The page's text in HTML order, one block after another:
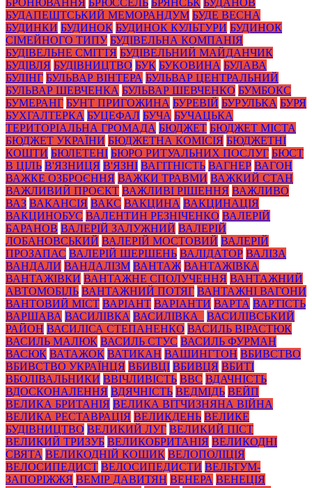
БРОНЮВАННЯ БРЮССЕЛЬ БРЯНСЬК БУДАНОВ
БУДАПЕШТСЬКИЙ МЕМОРАНДУМ БУДЕ ВЕСНА
БУДИНКИ БУДИНОК БУДИНОК КУЛЬТУРИ БУДИНОК
СІМЕЙНОГО ТИПУ БУДІВЕЛЬНА КОМПАНІЯ
БУДІВЕЛЬНЕ СМІТТЯ БУДІВЕЛЬНИЙ МАЙДАНЧИК
БУДІВЛЯ БУДІВНИЦТВО БУК БУКОВИНА БУЛАВА
БУЛІНГ БУЛЬВАР ВІНТЕРА БУЛЬВАР ЦЕНТРАЛЬНИЙ
БУЛЬВАР ШЕВЧЕНКА БУЛЬВАР ШЕВЧЕНКО БУМБОКС
БУМЕРАНГ БУНТ ПРИГОЖИНА БУРЕВІЙ БУРУЛЬКА БУРЯ
БУХГАЛТЕРКА БУЦЕФАЛ БУЧА БУЧАЦЬКА
ТЕРИТОРІАЛЬНА ГРОМАДА БЮДЖЕТ БЮДЖЕТ МІСТА
БЮДЖЕТ УКРАЇНИ БЮДЖЕТНА КОМІСІЯ БЮДЖЕТНІ
КОШТИ БЮЛЕТЕНІ БЮРО РИТУАЛЬНИХ ПОСЛУГ БЮСТ
В ЦІЛЬ В'ЯЗНИЦЯ В'ЯЗНІ ВАГІТНІСТЬ ВАГНЕР ВАГОН
ВАЖКЕ ОЗБРОЄННЯ ВАЖКИ ТРАВМИ ВАЖКИЙ СТАН
ВАЖЛИВИЙ ПРОЄКТ ВАЖЛИВІ РІШЕННЯ ВАЖЛИВО
ВАЗ ВАКАНСІЯ ВАКС ВАКЦИНА ВАКЦИНАЦІЯ
ВАКЦИНОБУС ВАЛЕНТИН РЕЗНІЧЕНКО ВАЛЕРІЙ
БАРАНОВ ВАЛЕРІЙ ЗАЛУЖНИЙ ВАЛЕРІЙ
ЛОБАНОВСЬКИЙ ВАЛЕРІЙ МОСТОВИЙ ВАЛЕРІЙ
ПРОЗАПАС ВАЛЕРІЙ ШЕРШЕНЬ ВАЛІДАТОР ВАЛІЗА
ВАНДАЛИ ВАНДАЛІЗМ ВАНТАЖ ВАНТАЖІВКА
ВАНТАЖІВКИ ВАНТАЖНЕ СПОЛУЧЕННЯ ВАНТАЖНИЙ
АВТОМОБІЛЬ ВАНТАЖНИЙ ПОТЯГ ВАНТАЖНІ ВАГОНИ
ВАНТОВИЙ МІСТ ВАРІАНТ ВАРІАНТИ ВАРТА ВАРТІСТЬ
ВАРШАВА ВАСИЛІВКА ВАСИЛІВКА_
ВАСИЛІВСЬКИЙ
РАЙОН ВАСИЛІСА СТЕПАНЕНКО ВАСИЛЬ ВІРАСТЮК
ВАСИЛЬ МАЛЮК ВАСИЛЬ СТУС ВАСИЛЬ ФУРМАН
ВАСЮК ВАТАЖОК ВАТИКАН ВАШИНГТОН ВБИВСТВО
ВБИВСТВО УКРАЇНЦЯ ВБИВЦІ ВБИВЦЯ ВБИТІ
ВБОЛІВАЛЬНИКИ ВВІЧЛИВІСТЬ ВВС ВДАЧНІСТЬ
ВДОСКОНАЛЕННЯ ВДЯЧНІСТЬ ВЕДМІДЬ ВЕЙП
ВЕЛИКА БРИТАНІЯ ВЕЛИКА ВІТЧИЗНЯНА ВІЙНА
ВЕЛИКА РЕСТАВРАЦІЯ ВЕЛИКДЕНЬ ВЕЛИКЕ
БУДІВНИЦТВО ВЕЛИКИЙ ЛУГ ВЕЛИКИЙ ПІСТ
ВЕЛИКИЙ ТРИЗУБ ВЕЛИКОБРИТАНІЯ ВЕЛИКОДНІ
СВЯТА ВЕЛИКОДНІЙ КОШИК ВЕЛОПОЛІЦІЯ
ВЕЛОСИПЕДИСТ ВЕЛОСИПЕДИСТИ ВЕЛЬТУМ-
ЗАПОРІЖЖЯ ВЕМІР ДАВИТЯН ВЕНЕРА ВЕНЕЦІЯ